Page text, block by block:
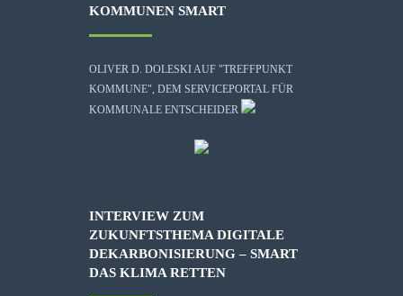
KOMMUNEN SMART
OLIVER D. DOLESKI AUF "TREFFPUNKT
KOMMUNE", DEM SERVICEPORTAL FÜR
KOMMUNALE ENTSCHEIDER
INTERVIEW ZUM
ZUKUNFTSTHEMA DIGITALE
DEKARBONISIERUNG – SMART
DAS KLIMA RETTEN